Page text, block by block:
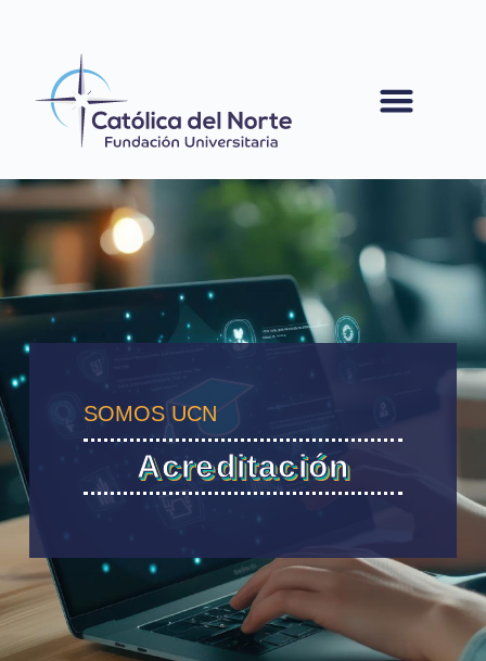
SOMOS UCN
Acreditación